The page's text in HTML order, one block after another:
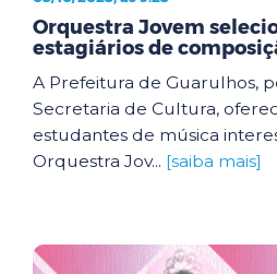
Orquestra Jovem
estagiários de
A Prefeitura de Guarulhos,
Secretaria de Cultura,
estudantes de música
Orquestra Jov... [saiba mais]